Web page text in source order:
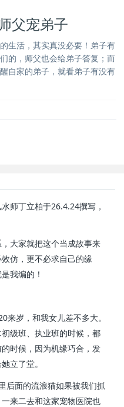
父宠弟子
生活，其实真没必要！弟子有
的，师父也会给弟子答复；而
自家的弟子，就看弟子有没有
师丁立柏于26.4.24撰写，
大家就把这个当成故事来
仿，更不必求自己的缘
我编的！
来岁，和我女儿差不多大。
级班、执业班的时候，都
时候，因为机缘巧合，发
立了堂。
后面的流浪猫如果被我们抓
来二去和这家宠物医院也